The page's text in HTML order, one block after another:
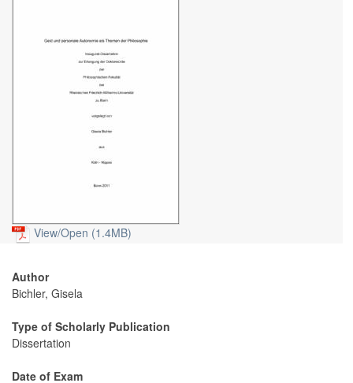
View/Open (1.4MB)
Author
Bichler, Gisela
Type of Scholarly Publication
Dissertation
Date of Exam